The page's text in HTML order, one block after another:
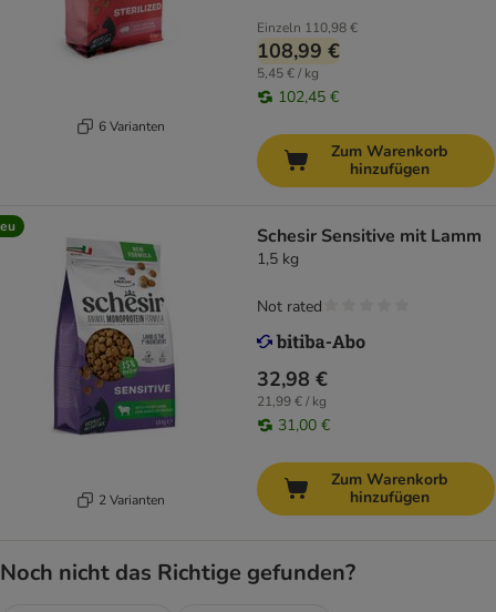
6 Varianten
Einzeln 110,98 €
108,99 €
5,45 € / kg
102,45 €
Zum Warenkorb
hinzufügen
2 Varianten
Schesir Sensitive mit Lamm
1,5 kg
32,98 €
21,99 € / kg
31,00 €
Not rated
Zum Warenkorb
hinzufügen
Noch nicht das Richtige gefunden?